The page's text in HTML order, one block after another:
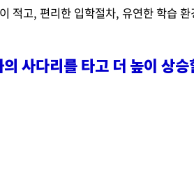
적고, 편리한 입학절차, 유연한 학습
사다리를 타고 더 높이 상승